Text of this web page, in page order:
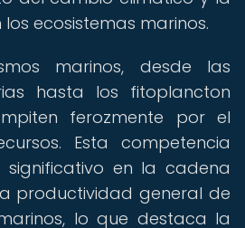
ecosistemas marinos.
marinos, desde las
hasta los fitoplancton
ferozmente por el
Esta competencia
en la cadena
productividad general de
lo que destaca la